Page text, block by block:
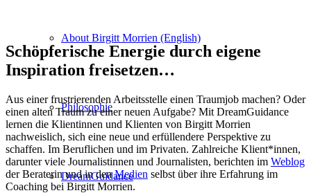
About Birgitt Morrien (English)
Philosophie
DreamGuidance
Schöpferische Energie durch eigene
Inspiration freisetzen…
Aus einer frustrierenden Arbeitsstelle einen Traumjob machen? Oder
einen alten Traum zu einer neuen Aufgabe? Mit DreamGuidance
lernen die Klientinnen und Klienten von Birgitt Morrien
nachweislich, sich eine neue und erfüllendere Perspektive zu
schaffen. Im Beruflichen und im Privaten. Zahlreiche Klient*innen,
darunter viele Journalistinnen und Journalisten, berichten im Weblog
der Beraterin und in denMedien selbst über ihre Erfahrung im
Coaching bei Birgitt Morrien.